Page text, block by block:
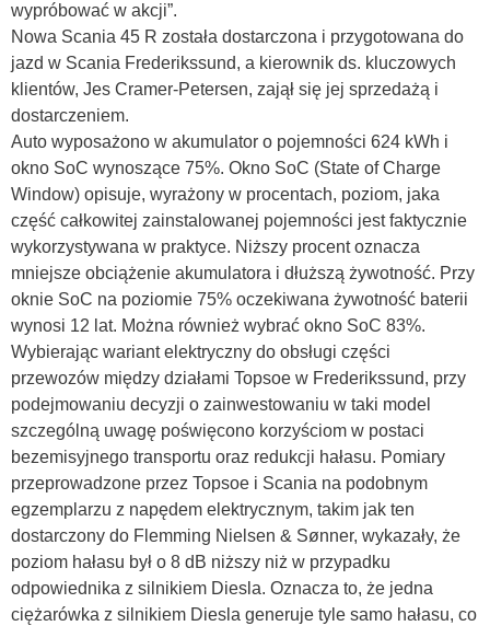
wypróbować w akcji”.
Nowa Scania 45 R została dostarczona i przygotowana do
jazd w Scania Frederikssund, a kierownik ds. kluczowych
klientów, Jes Cramer-Petersen, zajął się jej sprzedażą i
dostarczeniem.
Auto wyposażono w akumulator o pojemności 624 kWh i
okno SoC wynoszące 75%. Okno SoC (State of Charge
Window) opisuje, wyrażony w procentach, poziom, jaka
część całkowitej zainstalowanej pojemności jest faktycznie
wykorzystywana w praktyce. Niższy procent oznacza
mniejsze obciążenie akumulatora i dłuższą żywotność. Przy
oknie SoC na poziomie 75% oczekiwana żywotność baterii
wynosi 12 lat. Można również wybrać okno SoC 83%.
Wybierając wariant elektryczny do obsługi części
przewozów między działami Topsoe w Frederikssund, przy
podejmowaniu decyzji o zainwestowaniu w taki model
szczególną uwagę poświęcono korzyściom w postaci
bezemisyjnego transportu oraz redukcji hałasu. Pomiary
przeprowadzone przez Topsoe i Scania na podobnym
egzemplarzu z napędem elektrycznym, takim jak ten
dostarczony do Flemming Nielsen & Sønner, wykazały, że
poziom hałasu był o 8 dB niższy niż w przypadku
odpowiednika z silnikiem Diesla. Oznacza to, że jedna
ciężarówka z silnikiem Diesla generuje tyle samo hałasu, co